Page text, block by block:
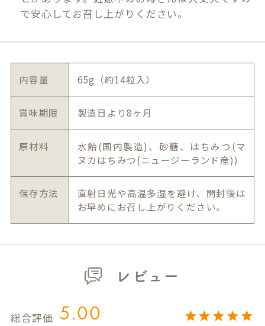
で安心してお召し上がりください。
内容量 65g（約14粒入）
賞味期限 製造日より8ヶ月
原材料
水飴(国内製造)、砂糖、はちみつ(マ
ヌカはちみつ(ニュージーランド産))
保存方法
直射日光や高温多湿を避け、開封後は
お早めにお召し上がりください。
レビュー
5.00